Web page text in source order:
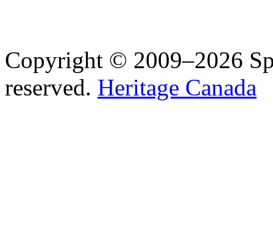
Copyright © 2009–2026
reserved. Heritage Canada